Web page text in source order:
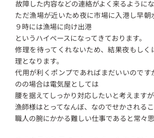
故障した内容などの連絡がよく来るようにな
ただ漁場が近いため夜に市場に入港し早
９時には漁場に向け出港
というハイペースになってきております。
修理を待ってくれないため、結果夜もし
理となります。
代用が利くポンプであればまだいいのです
のの場合は電気屋としては
腰を据えてしっかり対応したいと考えますが
漁師様はとってなんぼ、なのでせかされる
職人の腕にかかる難しい仕事であると常々思